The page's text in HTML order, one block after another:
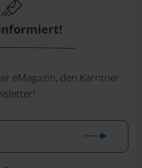
eMagazin, den Kärntner